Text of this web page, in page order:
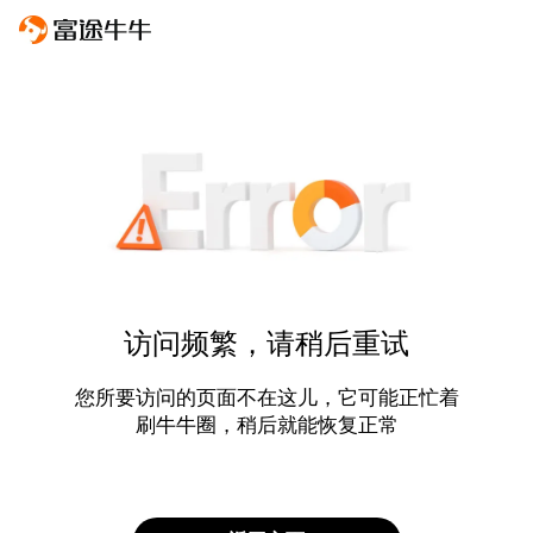
访问频繁，请稍后重试
您所要访问的页面不在这儿，它可能正忙着
刷牛牛圈，稍后就能恢复正常